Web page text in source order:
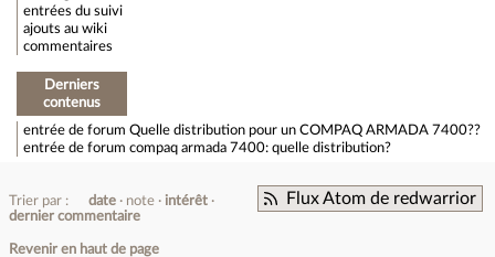
entrées du suivi
ajouts au wiki
commentaires
Derniers
contenus
entrée de forum Quelle distribution pour un COMPAQ ARMADA 7400??
entrée de forum compaq armada 7400: quelle distribution?
Flux Atom de redwarrior
Trier par : date note
intérêt
dernier commentaire
Revenir en haut de page